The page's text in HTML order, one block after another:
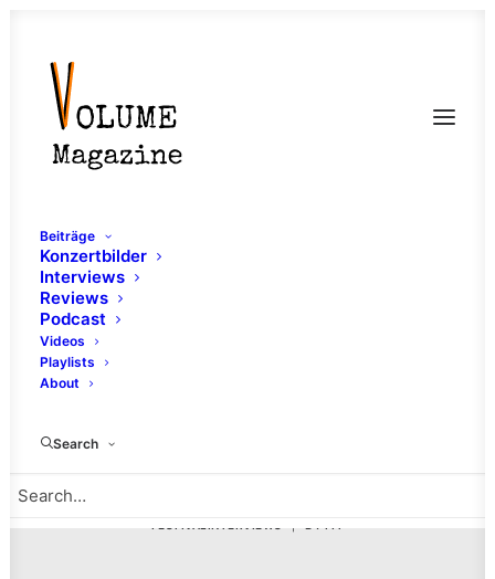
Beiträge
Konzertbilder
Interviews
Reviews
Podcast
Videos
Playlists
About
Search
Festivalinterview: Gwen
Dolyn & Toyboys beim
Sundaze Open Air
22. DEZEMBER 2022